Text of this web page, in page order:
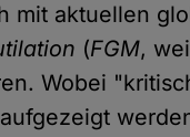
mit aktuellen
(FGM,
Wobei